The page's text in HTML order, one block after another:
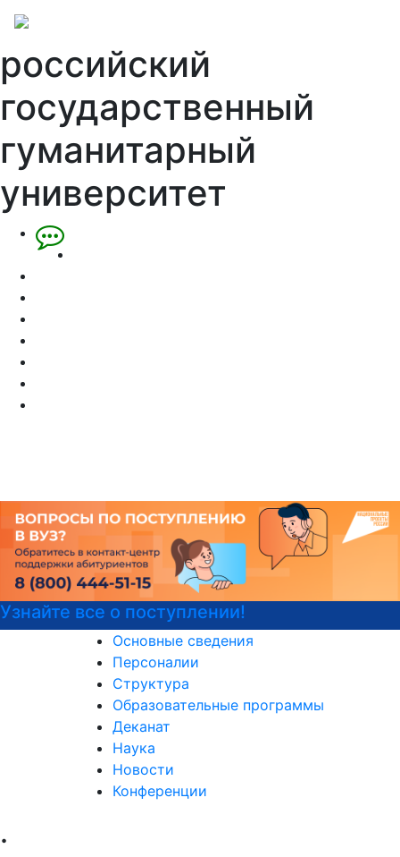
российский
государственный
гуманитарный
университет
все о поступлении!
Основные сведения
Персоналии
Структура
Образовательные программы
Деканат
Наука
Новости
Конференции
.